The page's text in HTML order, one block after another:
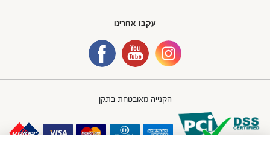
עקבו אחרינו
הקנייה מאובטחת בתקן